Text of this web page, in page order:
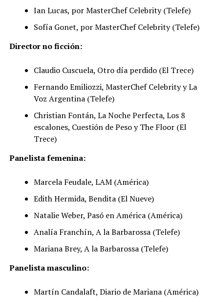
Ian Lucas, por MasterChef Celebrity (Telefe)
Sofía Gonet, por MasterChef Celebrity (Telefe)
Director no ficción:
Claudio Cuscuela, Otro día perdido (El Trece)
Fernando Emiliozzi, MasterChef Celebrity y La
Voz Argentina (Telefe)
Christian Fontán, La Noche Perfecta, Los 8
escalones, Cuestión de Peso y The Floor (El
Trece)
Panelista femenina:
Marcela Feudale, LAM (América)
Edith Hermida, Bendita (El Nueve)
Natalie Weber, Pasó en América (América)
Analía Franchín, A la Barbarossa (Telefe)
Mariana Brey, A la Barbarossa (Telefe)
Panelista masculino:
Martín Candalaft, Diario de Mariana (América)